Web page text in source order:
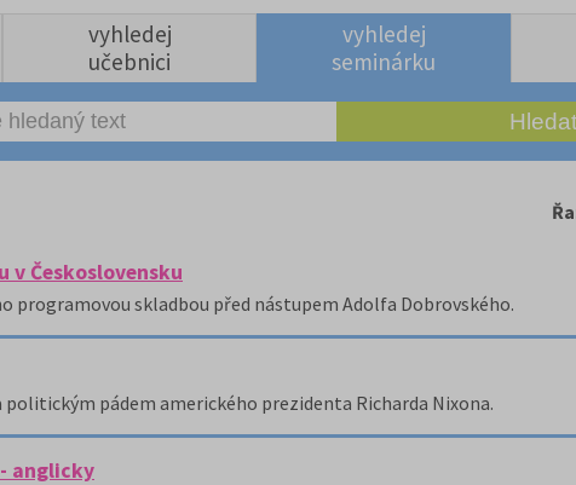
vyhledej
učebnici
vyhledej
seminárku
Československu
programovou skladbou před nástupem Adolfa Dobrovského.
pádem amerického prezidenta Richarda Nixona.
anglicky